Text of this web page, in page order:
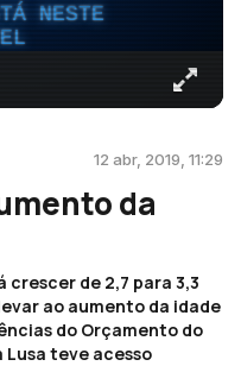
NESTE
12 abr, 2019, 11:29
da
crescer de 2,7 para 3,3
ao aumento da idade
do Orçamento do
Lusa teve acesso